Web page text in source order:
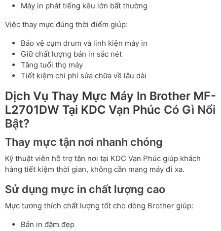
Máy in phát tiếng kêu lớn bất thường
Việc thay mực đúng thời điểm giúp:
Bảo vệ cụm drum và linh kiện máy in
Giữ chất lượng bản in sắc nét
Tăng tuổi thọ máy
Tiết kiệm chi phí sửa chữa về lâu dài
Dịch Vụ Thay Mực Máy In Brother MF-
L2701DW Tại KDC Vạn Phúc Có Gì Nổi
Bật?
Thay mực tận nơi nhanh chóng
Kỹ thuật viên hỗ trợ tận nơi tại KDC Vạn Phúc giúp khách
hàng tiết kiệm thời gian, không cần mang máy đi xa.
Sử dụng mực in chất lượng cao
Mực tương thích chất lượng tốt cho dòng Brother giúp:
Bản in đậm đẹp